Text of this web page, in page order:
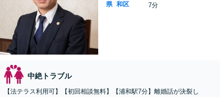
県 和区
7分
中絶トラブル
【法テラス利用可】【初回相談無料】【浦和駅7分】離婚話が決裂し